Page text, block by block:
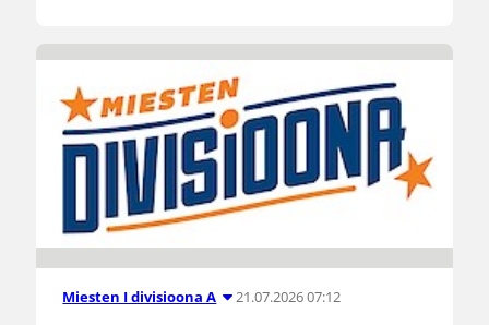
Miesten I divisioona A 21.07.2026 07:12